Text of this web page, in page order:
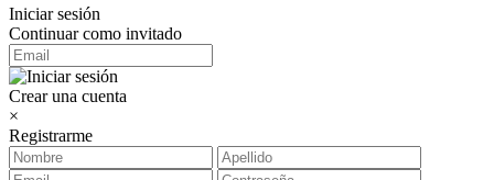
Iniciar sesión
Continuar como invitado
Crear una cuenta
×
Registrarme